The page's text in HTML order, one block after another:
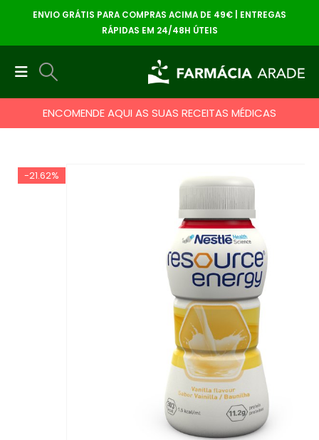
ENVIO GRÁTIS PARA COMPRAS ACIMA DE 49€ | ENTREGAS
RÁPIDAS EM 24/48H ÚTEIS
ENCOMENDE AQUI AS SUAS RECEITAS MÉDICAS
-21.62%